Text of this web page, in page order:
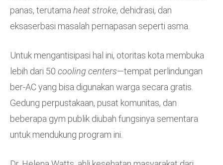
panas, terutama heat stroke, dehidrasi, dan
eksaserbasi masalah pernapasan seperti asma.
Untuk mengantisipasi hal ini, otoritas kota membuka
lebih dari 50 cooling centers—tempat perlindungan
ber-AC yang bisa digunakan warga secara gratis.
Gedung perpustakaan, pusat komunitas, dan
beberapa gym publik diubah fungsinya sementara
untuk mendukung program ini.